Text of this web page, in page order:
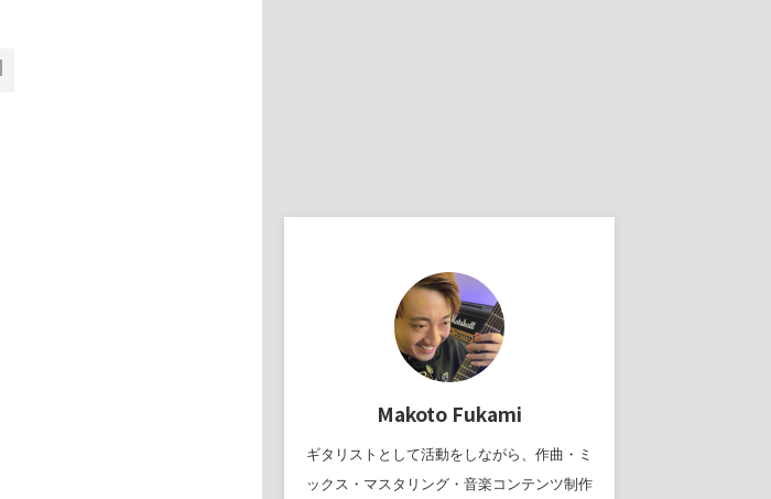
Makoto Fukami
ギタリストとして活動をしながら、作曲・ミ
ックス・マスタリング・音楽コンテンツ制作